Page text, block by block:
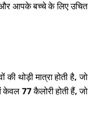
और आपके बच्चे के लिए उचित
थोड़ी मात्रा होती है, जो
77 कैलोरी होती हैं, जो